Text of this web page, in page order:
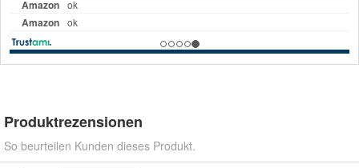
Produktrezensionen
So beurteilen Kunden dieses Produkt.